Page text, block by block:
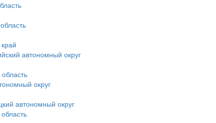
автономный округ
округ
автономный округ